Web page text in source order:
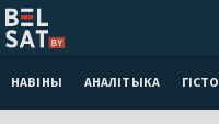
НАВІНЫ АНАЛІТЫКА